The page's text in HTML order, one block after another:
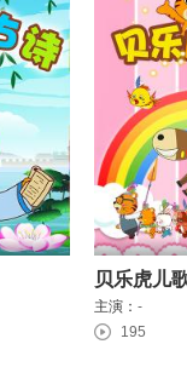
贝乐虎儿
主演： -
195